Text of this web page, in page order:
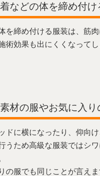
などの体を締め付け
を締め付ける服装は、筋
術効果も出にくくなって
材の服やお気に入り
ドに横になったり、仰向
うため高級な服装ではシ
の服でも同じことが言え